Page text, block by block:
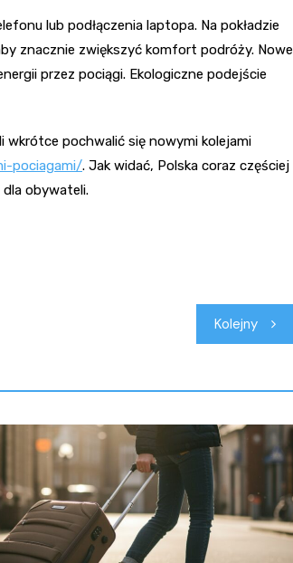
lub podłączenia laptopa. Na pokładzie
znacznie zwiększyć komfort podróży. Nowe
przez pociągi. Ekologiczne podejście
pochwalić się nowymi kolejami
pociagami/. Jak widać, Polska coraz częściej
obywateli.
Kolejny